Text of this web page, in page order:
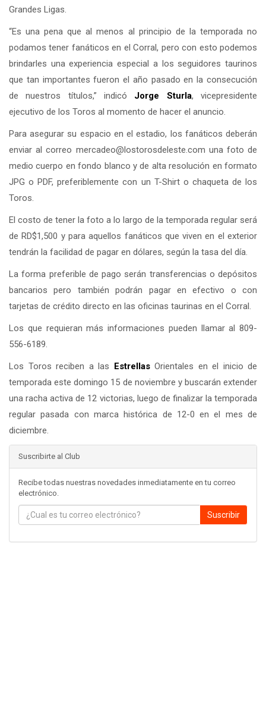
Grandes Ligas.
“Es una pena que al menos al principio de la temporada no
podamos tener fanáticos en el Corral, pero con esto podemos
brindarles una experiencia especial a los seguidores taurinos
que tan importantes fueron el año pasado en la consecución
de nuestros títulos,” indicó Jorge Sturla, vicepresidente
ejecutivo de los Toros al momento de hacer el anuncio.
Para asegurar su espacio en el estadio, los fanáticos deberán
enviar al correo mercadeo@lostorosdeleste.com una foto de
medio cuerpo en fondo blanco y de alta resolución en formato
JPG o PDF, preferiblemente con un T-Shirt o chaqueta de los
Toros.
El costo de tener la foto a lo largo de la temporada regular será
de RD$1,500 y para aquellos fanáticos que viven en el exterior
tendrán la facilidad de pagar en dólares, según la tasa del día.
La forma preferible de pago serán transferencias o depósitos
bancarios pero también podrán pagar en efectivo o con
tarjetas de crédito directo en las oficinas taurinas en el Corral.
Los que requieran más informaciones pueden llamar al 809-
556-6189.
Los Toros reciben a las EstrellasOrientales en el inicio de
temporada este domingo 15 de noviembre y buscarán extender
una racha activa de 12 victorias, luego de finalizar la temporada
regular pasada con marca histórica de 12-0 en el mes de
diciembre.
Suscribirte al Club
Recibe todas nuestras novedades inmediatamente en tu correo
electrónico.
Suscribir